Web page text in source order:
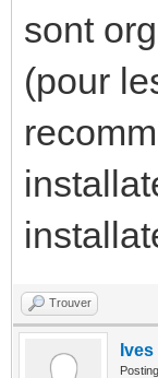
sont
(pour
Trouver
Ives